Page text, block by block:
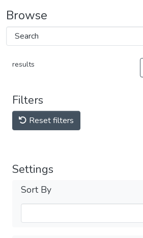
Browse
results
Filters
Reset filters
Settings
Sort By